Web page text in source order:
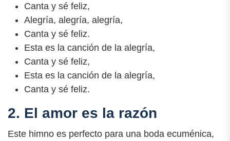
Canta y sé feliz,
Alegría, alegría, alegría,
Canta y sé feliz.
Esta es la canción de la alegría,
Canta y sé feliz,
Esta es la canción de la alegría,
Canta y sé feliz.
2. El amor es la razón
Este himno es perfecto para una boda ecuménica,